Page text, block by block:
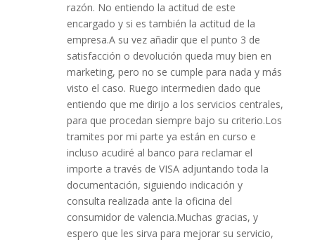
razón. No entiendo la actitud de este
encargado y si es también la actitud de la
empresa.A su vez añadir que el punto 3 de
satisfacción o devolución queda muy bien en
marketing, pero no se cumple para nada y más
visto el caso. Ruego intermedien dado que
entiendo que me dirijo a los servicios centrales,
para que procedan siempre bajo su criterio.Los
tramites por mi parte ya están en curso e
incluso acudiré al banco para reclamar el
importe a través de VISA adjuntando toda la
documentación, siguiendo indicación y
consulta realizada ante la oficina del
consumidor de valencia.Muchas gracias, y
espero que les sirva para mejorar su servicio,